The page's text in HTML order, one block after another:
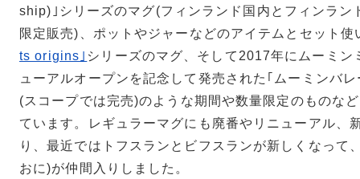
ship)｣シリーズのマグ(フィンランド国内とフィンラン
限定販売)、ポットやジャーなどのアイテムとセット使
ts origins｣ シリーズのマグ、そして2017年にムーミン
ューアルオープンを記念して発売された｢ムーミンバ
(スコープでは完売)のような期間や数量限定のものな
ています。レギュラーマグにも廃番やリニューアル、
り、最近ではトフスランとビフスランが新しくなって
おに)が仲間入りしました。